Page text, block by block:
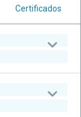
Certificados